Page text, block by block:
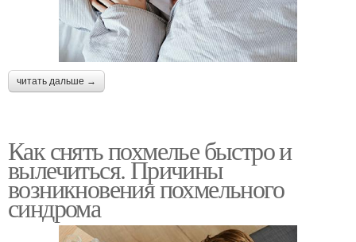
читать дальше →
Как снять похмелье быстро и
вылечиться. Причины
возникновения похмельного
синдрома